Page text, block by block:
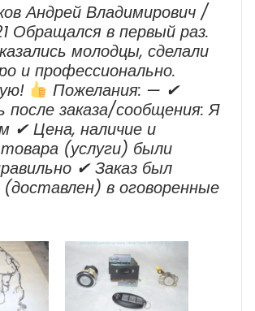
Андрей Владимирович /
Обращался в первый раз.
молодцы, сделали
и профессионально.
Пожелания: — ✔
после заказа/сообщения: Я
✔ Цена, наличие и
(услуги) были
✔ Заказ был
в оговоренные